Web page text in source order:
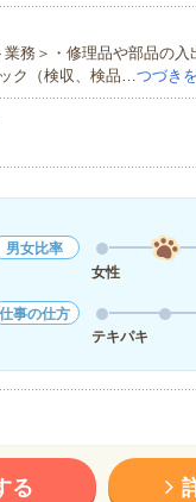
務＞・修理品や部品の入
ク（検収、検品…つづき
男女比率
女性
仕事の仕方
テキパキ
る